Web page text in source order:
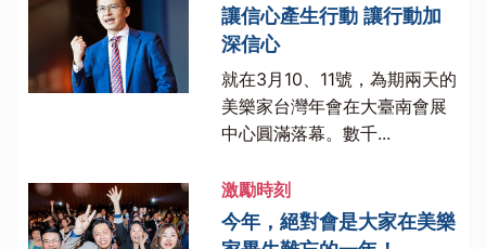
讓信心產生行動 讓行動加
深信心
就在3月10、11號，為期兩天的
美樂家台灣年會在大臺南會展
中心圓滿落幕。數千...
激勵時刻
今年，絕對會是大家在美樂